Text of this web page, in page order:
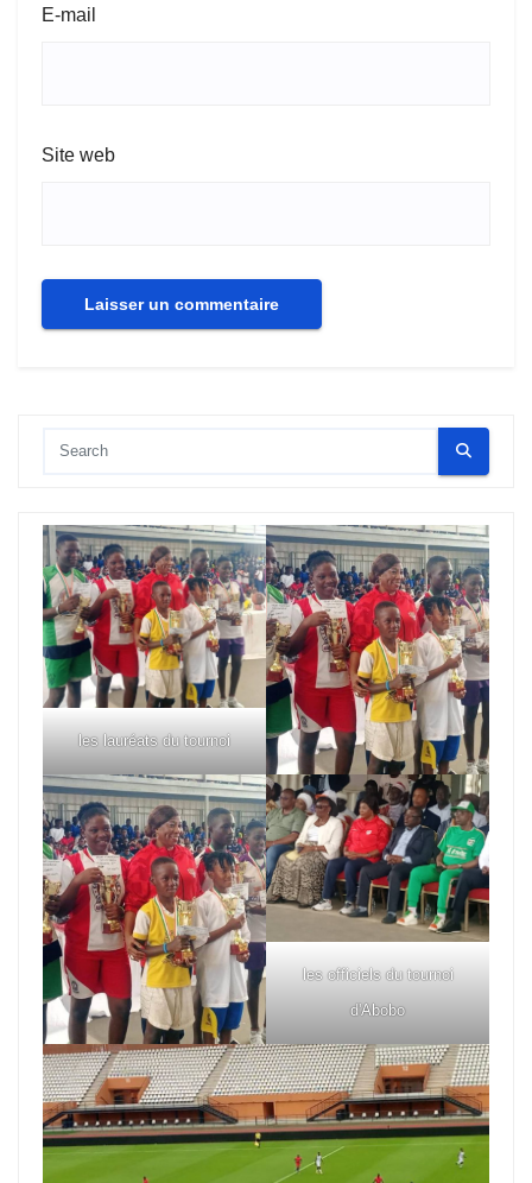
E-mail
Site web
les lauréats du tournoi
les officiels du tournoi
d'Abobo